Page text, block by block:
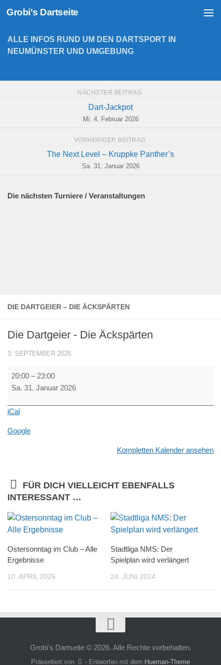
Zum Inhalt springen
Grobi's Dartseite
DIE DARTGEIER – DIE ÄCKSPÄRTEN
Die Dartgeier - Die Äckspärten
3. SEPTEMBER 2025
Die
Dartgeier
Die
20:00 – 23:00
Sa. 31. Januar 2026
iCal
Google
Kompletten Kalender ansehen
FÜR DICH VIELLEICHT EBENFALLS
INTERESSANT …
Ostersonntag im Club – Alle
Ergebnisse
10. APRIL 2026
Stadtliga NMS: Der
Spielplan wird verlängert
24. JUNI 2024
ALLE INFOS RUND UM DEN DARTSPORT IN
NEUMÜNSTER UND UMGEBUNG
NÄCHSTER BEITRAG
Dart-Jackpot
Mi. 4. Februar 2026
VORHERIGER BEITRAG
The Next Level – Kruppke Panther’s
Sa. 31. Januar 2026
Die nächsten Turniere / Veranstaltungen
Grobi's Dartseite © 2026. Alle Rechte vorbehalten.
Präsentiert von - Entworfen mit dem Hueman-Theme